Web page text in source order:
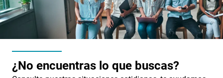
¿No encuentras lo que buscas?